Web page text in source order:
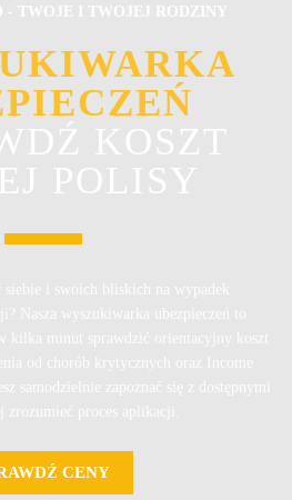
- TWOJE I TWOJEJ RODZINY
KOSZT
POLISY
siebie i swoich bliskich na wypadek
Nasza wyszukiwarka ubezpieczeń to
kilka minut sprawdzić orientacyjny koszt
od chorób krytycznych oraz Income
samodzielnie zapoznać się z dostępnymi
zrozumieć proces aplikacji.
CENY